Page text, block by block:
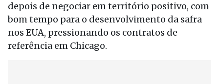
depois de negociar em território positivo, com
bom tempo para o desenvolvimento da safra
nos EUA, pressionando os contratos de
referência em Chicago.